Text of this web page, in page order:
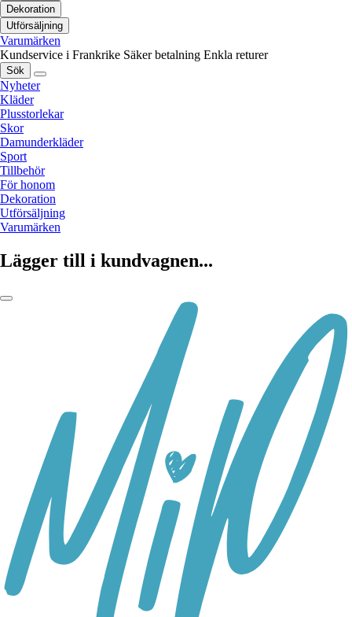
Dekoration
Utförsäljning
Varumärken
Kundservice i Frankrike Säker betalning Enkla returer
Sök
Nyheter
Kläder
Plusstorlekar
Skor
Damunderkläder
Sport
Tillbehör
För honom
Dekoration
Utförsäljning
Varumärken
Lägger till i kundvagnen...